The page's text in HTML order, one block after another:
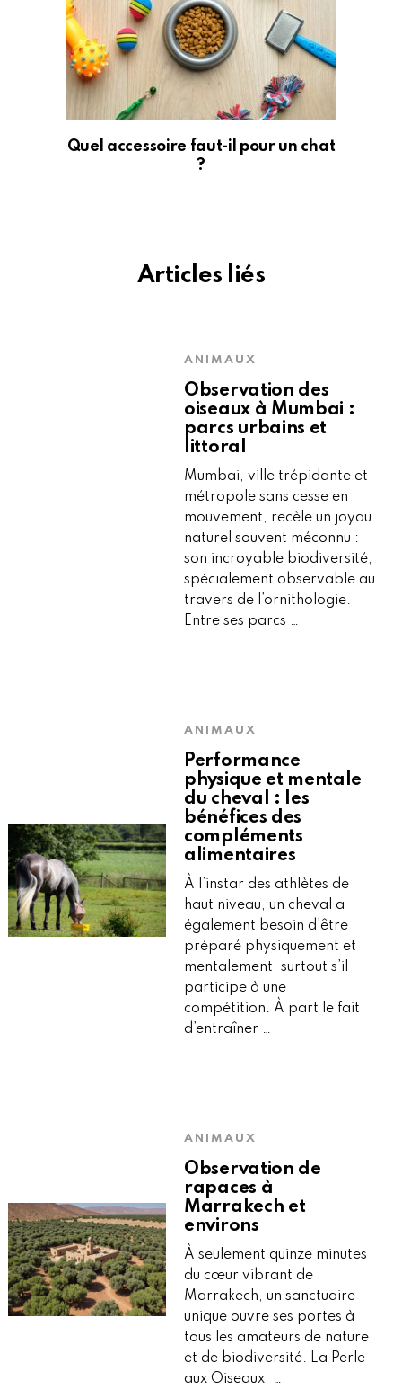
Quel accessoire faut-il pour un chat
?
Articles liés
ANIMAUX
Observation des
oiseaux à Mumbai :
parcs urbains et
littoral
Mumbai, ville trépidante et
métropole sans cesse en
mouvement, recèle un joyau
naturel souvent méconnu :
son incroyable biodiversité,
spécialement observable au
travers de l’ornithologie.
Entre ses parcs …
ANIMAUX
Performance
physique et mentale
du cheval : les
bénéfices des
compléments
alimentaires
À l’instar des athlètes de
haut niveau, un cheval a
également besoin d’être
préparé physiquement et
mentalement, surtout s’il
participe à une
compétition. À part le fait
d’entraîner …
ANIMAUX
Observation de
rapaces à
Marrakech et
environs
À seulement quinze minutes
du cœur vibrant de
Marrakech, un sanctuaire
unique ouvre ses portes à
tous les amateurs de nature
et de biodiversité. La Perle
aux Oiseaux, …